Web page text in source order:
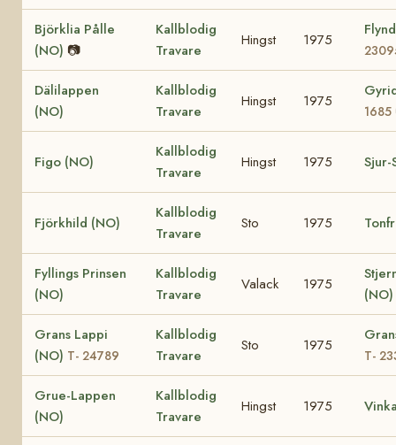
Björklia Pålle
(NO) 📷
Kallblodig
Travare
Hingst 1975
Dälilappen
(NO)
Kallblodig
Travare
Hingst 1975
1685
Figo (NO)
Kallblodig
Travare
Hingst 1975 Sjur-
Fjörkhild (NO)
Kallblodig
Travare
Sto 1975
Fyllings Prinsen
(NO)
Kallblodig
Travare
Valack 1975
(NO)
Grans Lappi
(NO) T- 24789
Kallblodig
Travare
Sto 1975
T-
Grue-Lappen
(NO)
Kallblodig
Travare
Hingst 1975